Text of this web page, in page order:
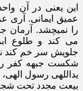
این یعنی در آن
عمیق ایمانی. آری
را نمیچشد. آرمان
می کند و طلوع
جلویش سر خم کند
شکست جبهه کفر را
یداللهی رسول
بیعت مجدد تحت